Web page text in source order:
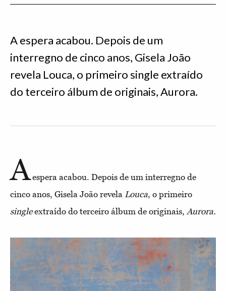
A espera acabou. Depois de um
interregno de cinco anos, Gisela João
revela Louca, o primeiro single extraído
do terceiro álbum de originais, Aurora.
Aespera acabou. Depois de um interregno de
cinco anos, Gisela João revela Louca, o primeiro
singleextraído do terceiro álbum de originais,Aurora.